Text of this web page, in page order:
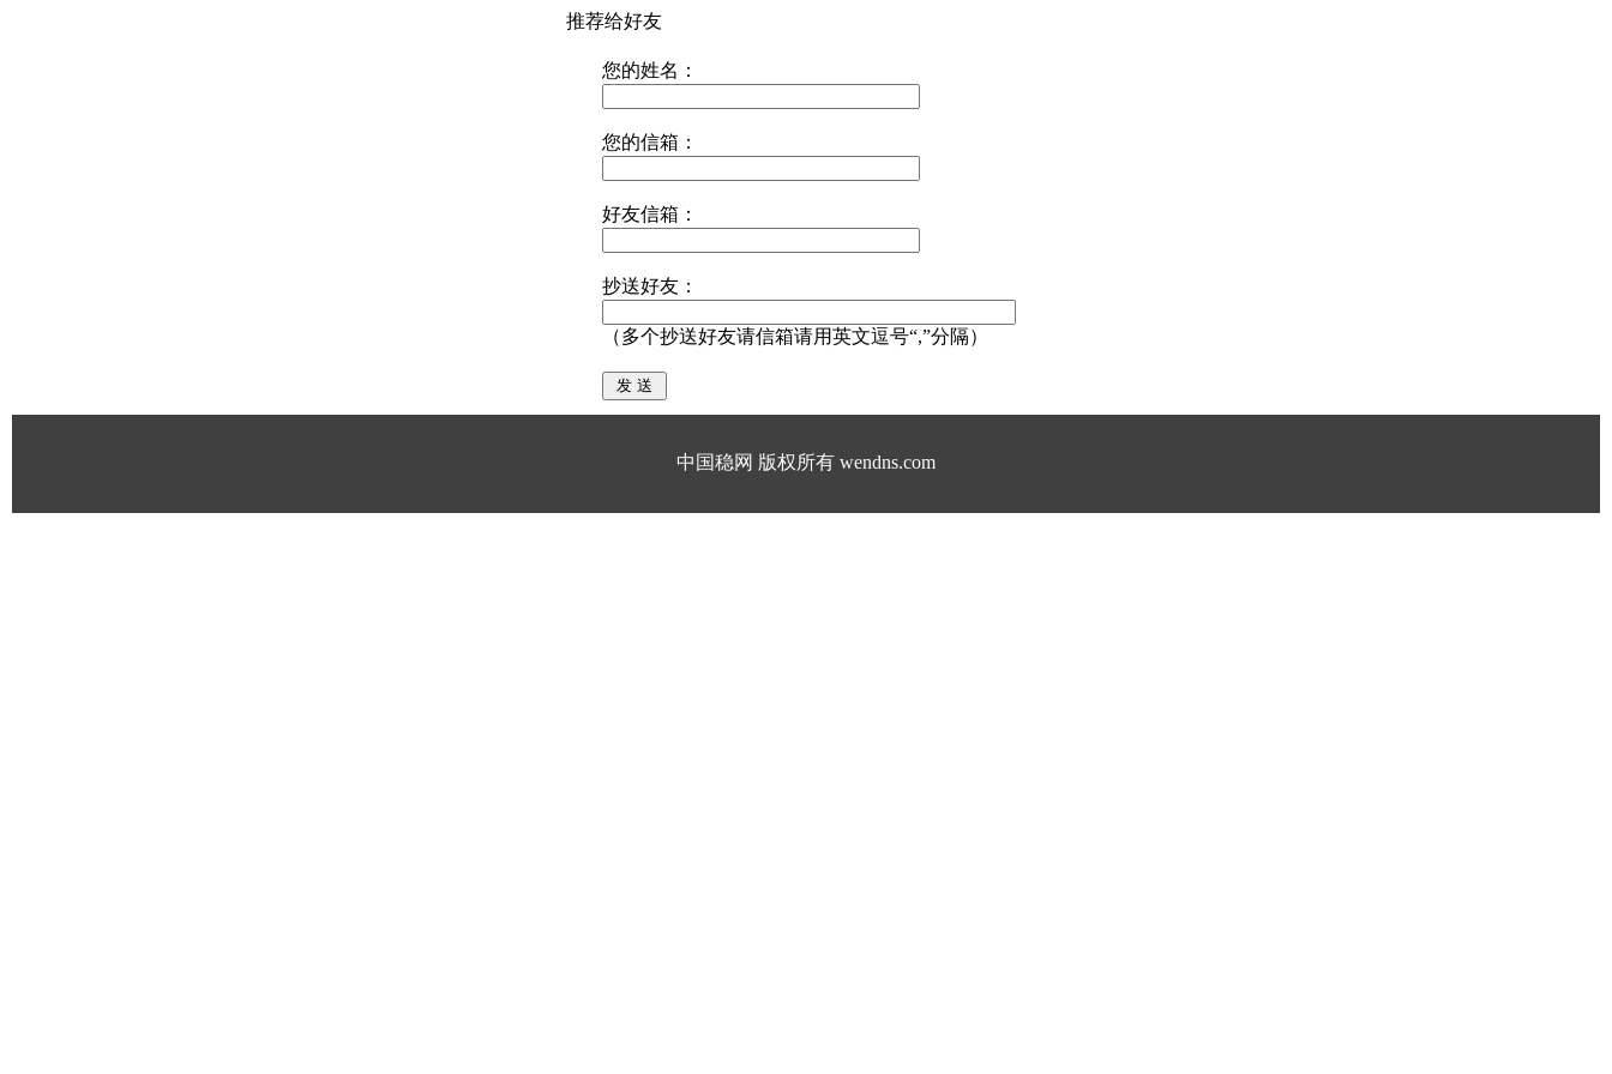
推荐给好友
您的姓名：
您的信箱：
好友信箱：
抄送好友：
（多个抄送好友请信箱请用英文逗号“,”分隔）
中国稳网 版权所有 wendns.com